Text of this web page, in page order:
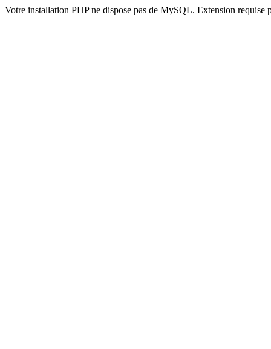
Votre installation PHP ne dispose pas de MySQL. Extension requise